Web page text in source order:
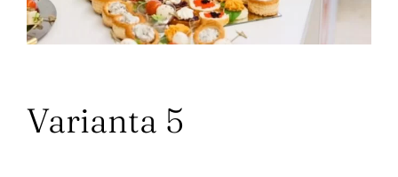
Varianta 5